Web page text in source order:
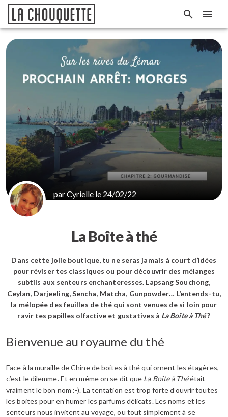
par Cyrielle le 24/02/22
La Boîte à thé
Dans cette jolie boutique, tu ne seras jamais à court d’idées
pour réviser tes classiques ou pour découvrir des mélanges
subtils aux senteurs enchanteresses. Lapsang Souchong,
Ceylan, Darjeeling, Sencha, Matcha, Gunpowder… L’entends-tu,
la mélopée des feuilles de thé qui sont venues de si loin pour
ravir tes papilles olfactive et gustatives à La Boîte à Thé?
Bienvenue au royaume du thé
Face à la muraille de Chine de boites à thé qui ornent les étagères,
c’est le dilemme. Et en même on se dit que La Boîte à Théétait
vraiment le bon nom :-). La tentation est trop forte d’ouvrir toutes
les boites pour en humer les parfums délicats. Les noms et les
senteurs nous invitent au voyage, ou tout simplement à se